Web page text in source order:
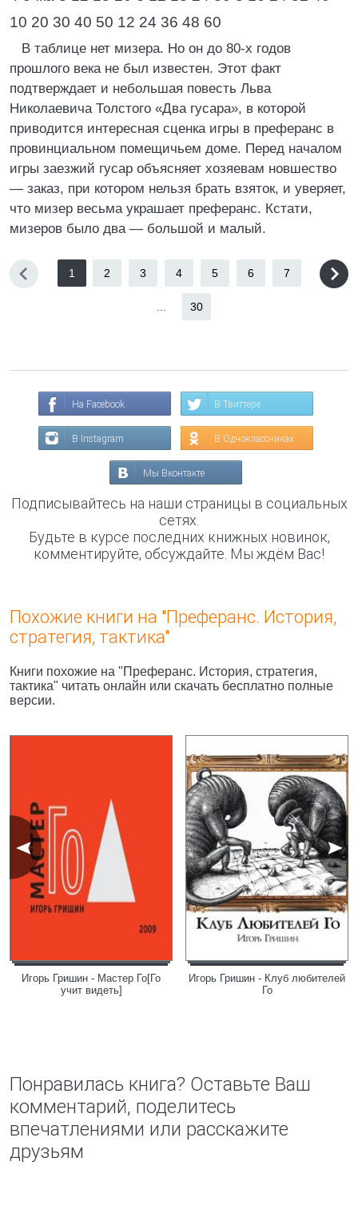
10 20 30 40 50 12 24 36 48 60
В таблице нет мизера. Но он до 80-х годов
прошлого века не был известен. Этот факт
подтверждает и небольшая повесть Льва
Николаевича Толстого «Два гусара», в которой
приводится интересная сценка игры в преферанс в
провинциальном помещичьем доме. Перед началом
игры заезжий гусар объясняет хозяевам новшество
— заказ, при котором нельзя брать взяток, и уверяет,
что мизер весьма украшает преферанс. Кстати,
мизеров было два — большой и малый.
1 2 3 4 5 6 7
30
На Facebook В Твиттере
В Instagram В Одноклассниках
Мы Вконтакте
Подписывайтесь на наши страницы в социальных
сетях.
Будьте в курсе последних книжных новинок,
комментируйте, обсуждайте. Мы ждём Вас!
Похожие книги на "Преферанс. История,
стратегия, тактика"
Книги похожие на "Преферанс. История, стратегия,
тактика" читать онлайн или скачать бесплатно полные
версии.
Игорь Гришин - Мастер Го[Го
учит видеть]
Игорь Гришин - Клуб любителей
Го
Понравилась книга? Оставьте Ваш
комментарий, поделитесь
впечатлениями или расскажите
друзьям